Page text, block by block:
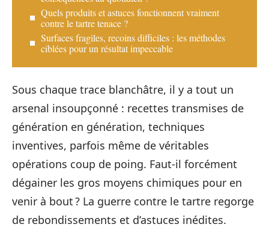
Quels produits et astuces fonctionnent vraiment
contre le tartre tenace ?
Surfaces fragiles, recoins difficiles : les méthodes
ciblées pour un résultat impeccable
Sous chaque trace blanchâtre, il y a tout un
arsenal insoupçonné : recettes transmises de
génération en génération, techniques
inventives, parfois même de véritables
opérations coup de poing. Faut-il forcément
dégainer les gros moyens chimiques pour en
venir à bout ? La guerre contre le tartre regorge
de rebondissements et d’astuces inédites.